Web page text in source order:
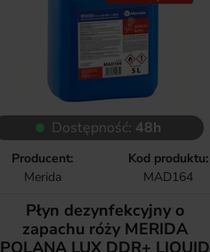
Dostępność: 48h
Producent:
Merida
Kod produktu:
MAD164
Płyn dezynfekcyjny o
zapachu róży MERIDA
POLANA LUX DDR+ LIQUID